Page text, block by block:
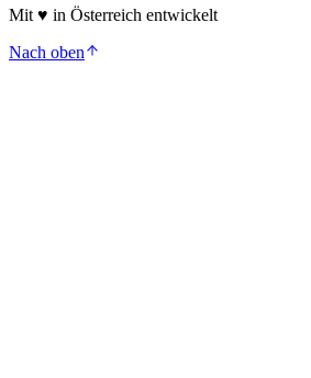
Mit ♥ in Österreich entwickelt
Nach oben